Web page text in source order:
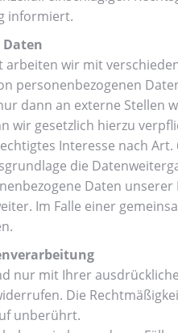
informiert.
Daten
wir mit
personenbezogenen
dann an externe Stellen
gesetzlich hierzu
Interesse nach Art.
die
Daten
Im Falle einer
nur mit Ihrer
Die
unberührt.